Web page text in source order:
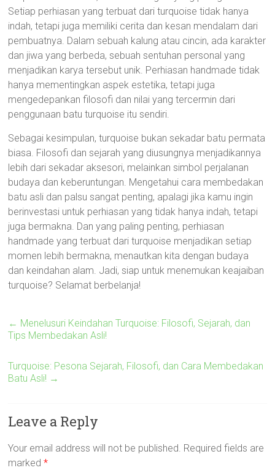
Setiap perhiasan yang terbuat dari turquoise tidak hanya
indah, tetapi juga memiliki cerita dan kesan mendalam dari
pembuatnya. Dalam sebuah kalung atau cincin, ada karakter
dan jiwa yang berbeda, sebuah sentuhan personal yang
menjadikan karya tersebut unik. Perhiasan handmade tidak
hanya mementingkan aspek estetika, tetapi juga
mengedepankan filosofi dan nilai yang tercermin dari
penggunaan batu turquoise itu sendiri.
Sebagai kesimpulan, turquoise bukan sekadar batu permata
biasa. Filosofi dan sejarah yang diusungnya menjadikannya
lebih dari sekadar aksesori, melainkan simbol perjalanan
budaya dan keberuntungan. Mengetahui cara membedakan
batu asli dan palsu sangat penting, apalagi jika kamu ingin
berinvestasi untuk perhiasan yang tidak hanya indah, tetapi
juga bermakna. Dan yang paling penting, perhiasan
handmade yang terbuat dari turquoise menjadikan setiap
momen lebih bermakna, menautkan kita dengan budaya
dan keindahan alam. Jadi, siap untuk menemukan keajaiban
turquoise? Selamat berbelanja!
← Menelusuri Keindahan Turquoise: Filosofi, Sejarah, dan
Tips Membedakan Asli!
Turquoise: Pesona Sejarah, Filosofi, dan Cara Membedakan
Batu Asli! →
Leave a Reply
Your email address will not be published. Required fields are
marked*